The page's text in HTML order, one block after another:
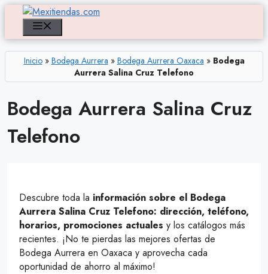
Saltar
contenido
Inicio» Bodega Aurrera » Bodega Aurrera Oaxaca » Bodega
Aurrera Salina Cruz Telefono
Bodega Aurrera Salina Cruz
Telefono
Descubre toda la información sobre el Bodega
Aurrera Salina Cruz Telefono: dirección, teléfono,
horarios, promociones actuales y los catálogos más
recientes. ¡No te pierdas las mejores ofertas de
Bodega Aurrera en Oaxaca y aprovecha cada
oportunidad de ahorro al máximo!